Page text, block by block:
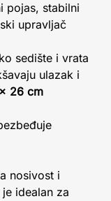
pojas, stabilni
upravljač
sedište i vrata
ulazak i
26 cm
nosivost i
idealan za